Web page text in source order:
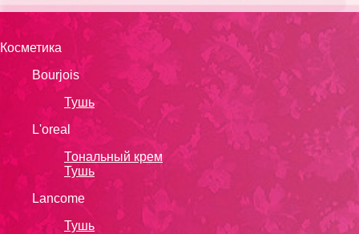
Косметика
Bourjois
Тушь
L'oreal
Тональный крем
Тушь
Lanсоmе
Тушь